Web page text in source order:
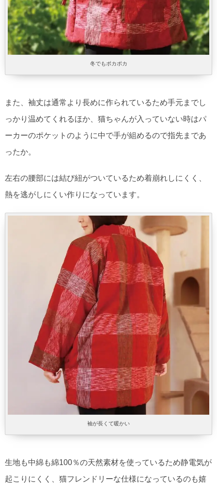
冬でもポカポカ
また、袖丈は通常より長めに作られているため​手元までし
っかり温めてくれるほか、猫ちゃんが入っていない時はパ
ーカーのポケットのように中で手が組めるので指先まであ
ったか。
左右の腰部には結び紐がついているため着崩れしにくく、
熱を逃がしにくい作りになっています。
袖が長くて暖かい
生地も中綿も綿100％の天然素材を使っているため静電気が
起こりにくく、猫フレンドリーな仕様になっているのも嬉